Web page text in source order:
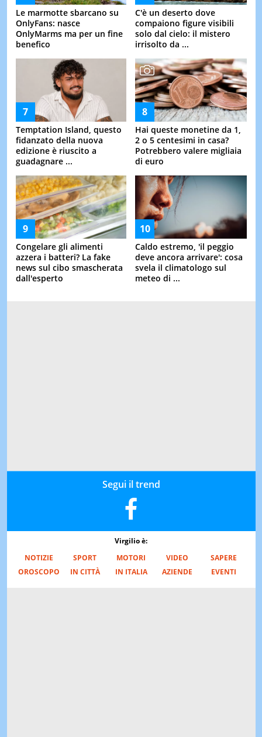
Le marmotte sbarcano su
OnlyFans: nasce
OnlyMarms ma per un fine
benefico
C'è un deserto dove
compaiono figure visibili
solo dal cielo: il mistero
irrisolto da ...
Temptation Island, questo
fidanzato della nuova
edizione è riuscito a
guadagnare ...
Hai queste monetine da 1,
2 o 5 centesimi in casa?
Potrebbero valere migliaia
di euro
Congelare gli alimenti
azzera i batteri? La fake
news sul cibo smascherata
dall'esperto
Caldo estremo, 'il peggio
deve ancora arrivare': cosa
svela il climatologo sul
meteo di ...
Segui il trend
Virgilio è:
NOTIZIE
SPORT MOTORI VIDEO
SAPERE
OROSCOPO
IN CITTÀ IN ITALIA AZIENDE EVENTI